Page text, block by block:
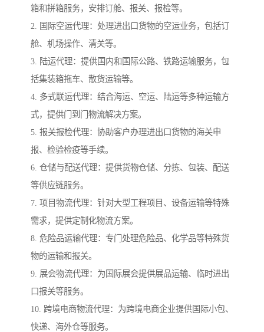
箱和拼箱服务，安排订舱、报关、报检等。
2. 国际空运代理：处理进出口货物的空运业务，包括订
舱、机场操作、清关等。
3. 陆运代理：提供国内和国际公路、铁路运输服务，包
括集装箱拖车、散货运输等。
4. 多式联运代理：结合海运、空运、陆运等多种运输方
式，提供门到门物流解决方案。
5. 报关报检代理：协助客户办理进出口货物的海关申
报、检验检疫等手续。
6. 仓储与配送代理：提供货物仓储、分拣、包装、配送
等供应链服务。
7. 项目物流代理：针对大型工程项目、设备运输等特殊
需求，提供定制化物流方案。
8. 危险品运输代理：专门处理危险品、化学品等特殊货
物的运输和报关。
9. 展会物流代理：为国际展会提供展品运输、临时进出
口报关等服务。
10. 跨境电商物流代理：为跨境电商企业提供国际小包、
快递、海外仓等服务。